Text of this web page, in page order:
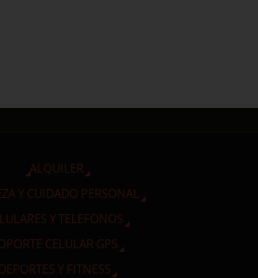
ALQUILER
Y CUIDADO PERSONAL
Y TELEFONOS
CELULAR GPS
DEPORTES Y FITNESS